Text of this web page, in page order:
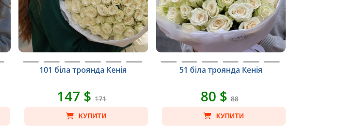
101 біла троянда Кенія
147 $171
КУПИТИ
51 біла троянда Кенія
80 $88
КУПИТИ